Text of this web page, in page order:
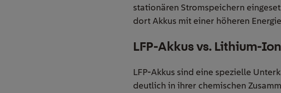
stationären Stromspeichern
dort Akkus mit einer höheren
LFP-Akkus vs. Lithium-
LFP-Akkus sind eine spezielle
deutlich in ihrer chemischen